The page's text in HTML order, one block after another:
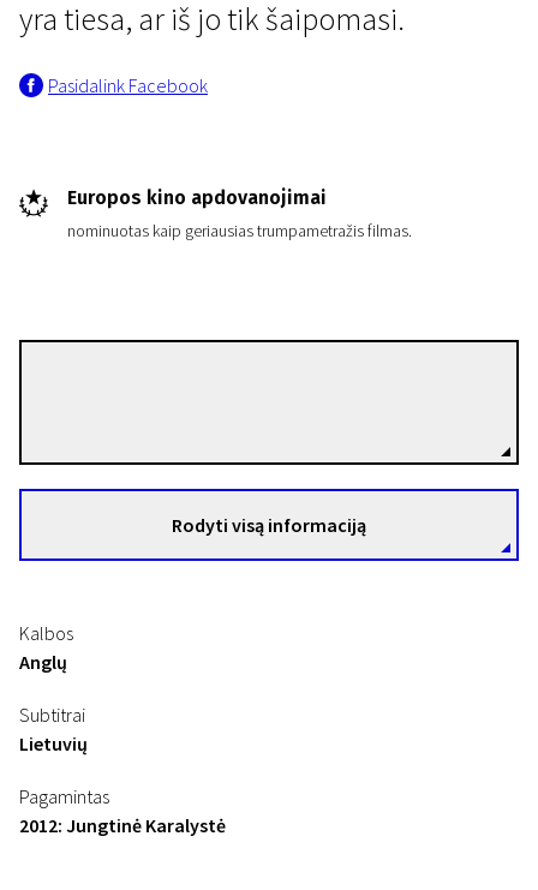
Trumpametražių filmų programa „Europos kino akademijos nominantai ir laureatai
25 min. | Drama | N/A
yra tiesa, ar iš jo tik šaipomasi.
Pasidalink Facebook
Europos kino apdovanojimai
nominuotas kaip geriausias trumpametražis filmas.
Rodyti visą informaciją
Kalbos
Anglų
Subtitrai
Lietuvių
Pagamintas
2012: Jungtinė Karalystė